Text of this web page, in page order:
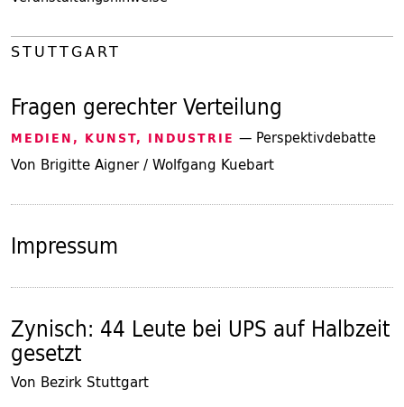
STUTTGART
Fragen gerechter Verteilung
MEDIEN, KUNST, INDUSTRIE — Perspektivdebatte
Von Brigitte Aigner / Wolfgang Kuebart
Impressum
Zynisch: 44 Leute bei UPS auf Halbzeit
gesetzt
Von Bezirk Stuttgart